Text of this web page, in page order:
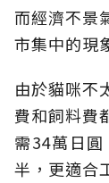
而經濟不景
市集中的現
由於貓咪不
費和飼料費
需34萬日
半，更適合